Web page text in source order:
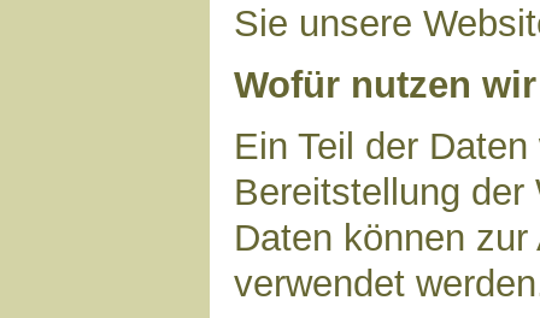
Sie unsere
Wofür nutzen
Ein Teil der
Bereitstellung der
Daten können
verwendet